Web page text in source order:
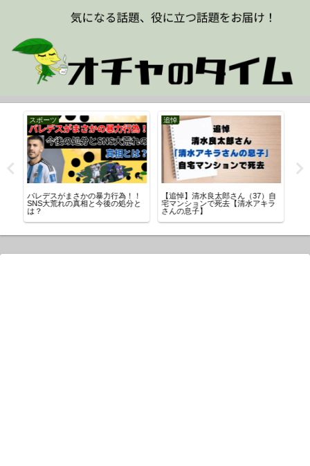
スポーツ
パレデスがまさかの暴力行為！！
SNS大荒れの真相と今後の処分と
は？
追悼
【追悼】清水良太郎さん（37）自
宅マンションで死去【清水アキラ
さんの息子】